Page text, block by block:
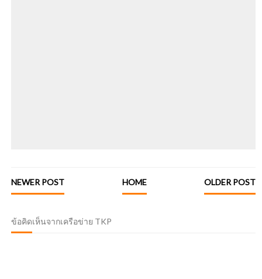
NEWER POST OLDER POST
HOME
ข้อคิดเห็นจากเครือข่าย TKP